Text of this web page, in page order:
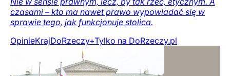
czasami – kto ma nawet prawo wypowiadać się w
sprawie tego, jak funkcjonuje stolica.
OpinieKrajDoRzeczy+Tylko na DoRzeczy.pl